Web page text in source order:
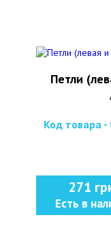
Петли
Код товара -
271
Есть в